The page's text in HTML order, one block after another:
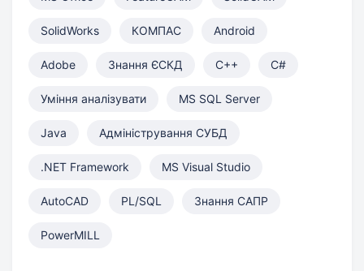
SolidWorks КОМПАС Android
Adobe Знання ЄСКД C++ C#
Уміння аналізувати MS SQL Server
Java Адміністрування СУБД
.NET Framework MS Visual Studio
AutoCAD PL/SQL Знання САПР
PowerMILL